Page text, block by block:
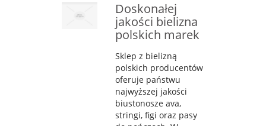
Doskonałej
jakości bielizna
polskich marek
Sklep z bielizną
polskich producentów
oferuje państwu
najwyższej jakości
biustonosze ava,
stringi, figi oraz pasy